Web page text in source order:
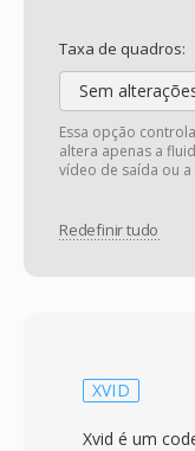
Taxa de quadros:
Sem
Essa opção
altera apenas a
vídeo de saída ou
Redefinir tudo
XVID
Xvid é um